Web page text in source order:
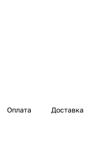
Оплата Доставка